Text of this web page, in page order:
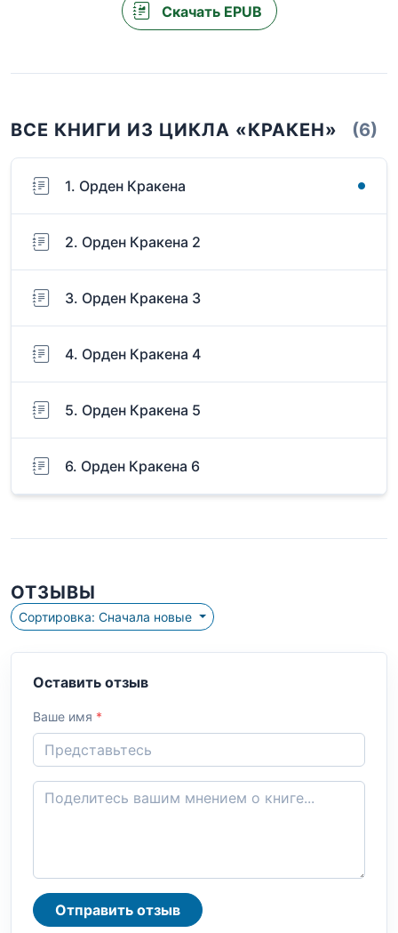
Скачать EPUB
ВСЕ КНИГИ ИЗ ЦИКЛА «КРАКЕН» (6)
1. Орден Кракена
2. Орден Кракена 2
3. Орден Кракена 3
4. Орден Кракена 4
5. Орден Кракена 5
6. Орден Кракена 6
ОТЗЫВЫ
Сортировка: Сначала новые
Оставить отзыв
Ваше имя *
Отправить отзыв